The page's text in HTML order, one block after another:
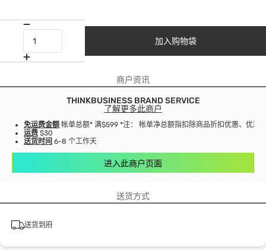
加入购物袋
商户资讯
THINKBUSINESS BRAND SERVICE
了解更多此商户
免运费金额 帐单总额* 满$599 *注： 帐单净总额指扣除商品折扣优惠、优惠
运费 $30
送货时间 6-8 个工作天
进入此商户页面
送货方式
送货到府